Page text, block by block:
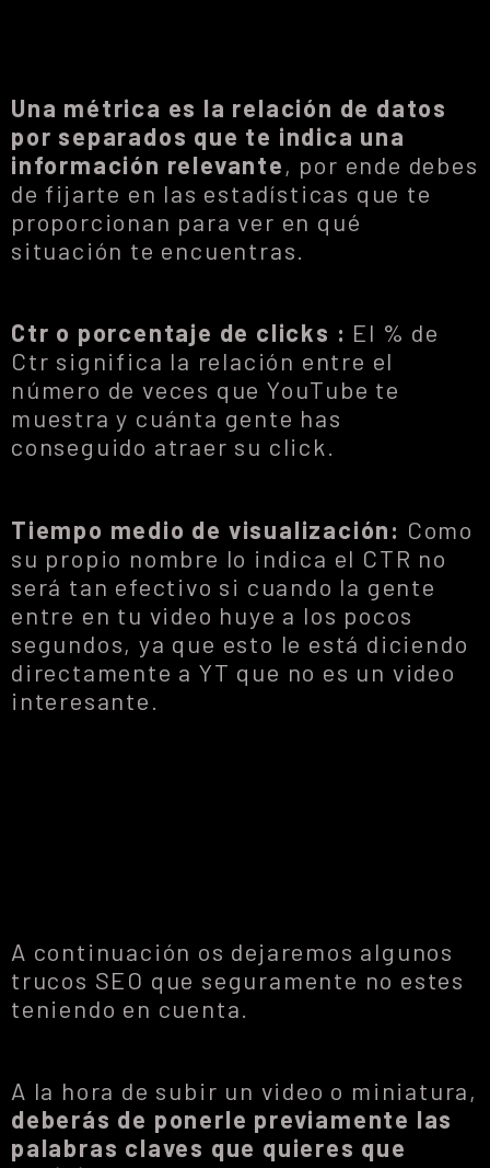
Una métrica es la relación de datos
por separados que te indica una
información relevante, por ende debes
de fijarte en las estadísticas que te
proporcionan para ver en qué
situación te encuentras.
Ctr o porcentaje de clicks : El % de
Ctr significa la relación entre el
número de veces que YouTube te
muestra y cuánta gente has
conseguido atraer su click.
Tiempo medio de visualización: Como
su propio nombre lo indica el CTR no
será tan efectivo si cuando la gente
entre en tu video huye a los pocos
segundos, ya que esto le está diciendo
directamente a YT que no es un video
interesante.
A continuación os dejaremos algunos
trucos SEO que seguramente no estes
teniendo en cuenta.
A la hora de subir un video o miniatura,
deberás de ponerle previamente las
palabras claves que quieres que